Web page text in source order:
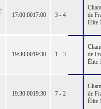
17:00:0017:00 3 - 4
de
Élite
19:30:0019:30 1 - 3
de
Élite
19:30:0019:30 7 - 2
de
Élite